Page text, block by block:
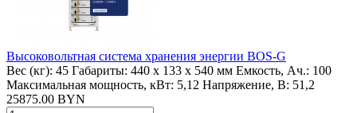
Высоковольтная система хранения энергии BOS-G
Вес (кг): 45 Габариты: 440 x 133 x 540 мм Емкость, Ач.: 100
Максимальная мощность, кВт: 5,12 Напряжение, В: 51,2
25875.00 BYN